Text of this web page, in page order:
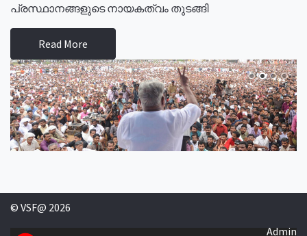
പ്രസ്ഥാനങ്ങളുടെ നായകത്വം തുടങ്ങി
Read More
© VSF@ 2026
Admin